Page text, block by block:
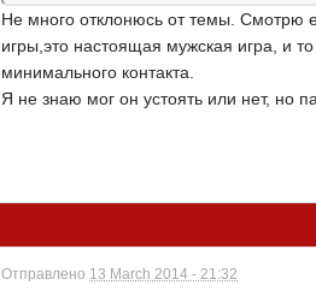
Не много отклонюсь от темы. Смотрю
игры,это настоящая мужская игра, и
минимального контакта.
Я не знаю мог он устоять или нет, но
Отправлено 13 March 2014 - 21:32